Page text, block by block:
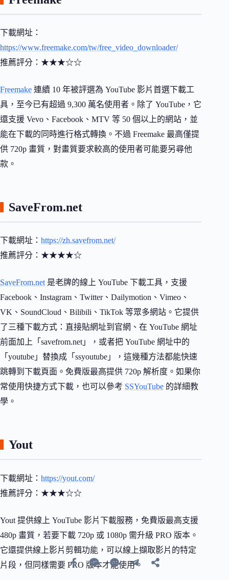
下載網址：
https://www.freemake.com/tw/free_video_downloader/
推薦評分：★★★☆☆
Freemake 連續 10 年被評選為 YouTube 影片首選下載工
具，至今已有超過 9,300 萬名使用者。除了 YouTube，它
還支援 Vevo、Facebook、MTV 等 50 個以上的網站，並
能在下載的同時進行格式轉換。不過 Freemake 最高僅提
供 720p 畫質，對畫質要求較高的使用者可能要另尋他
款。
SaveFrom.net
下載網址： https://zh.savefrom.net/
推薦評分：★★★★☆
SaveFrom.net是老牌的線上 YouTube 下載工具，支援
Facebook、Instagram、Twitter、Dailymotion、Vimeo、
VK、SoundCloud、Bilibili、TikTok 等眾多網站。它提供
了三種下載方式：直接貼網址到官網、在 YouTube 網址
前面加上「savefrom.net」，或者把 YouTube 網址中的
「youtube」替換成「ssyoutube」，這幾種方法都能快速
跳轉到下載頁面。免費版最高提供 720p 解析度。如果你
常使用快捷方式下載，也可以參考 SSYouTube 的詳細教
學。
Yout
下載網址： https://yout.com/
推薦評分：★★★☆☆
Yout 提供線上 YouTube 影片下載服務，免費版最高支援
480p 畫質，若要下載 720p 或 1080p 需升級 PRO 版本。
它還提供線上影片剪輯功能，可以線上擷取影片的特定
片段，但同樣需要 PRO 版本才能使用。